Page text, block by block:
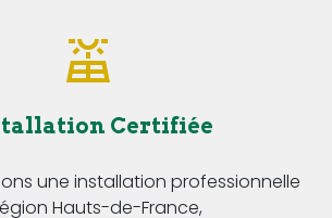
Certifiée
une installation professionnelle
Hauts-de-France,